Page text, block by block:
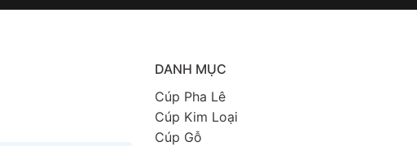
DANH MỤC
Cúp Pha Lê
Cúp Kim Loại
Cúp Gỗ